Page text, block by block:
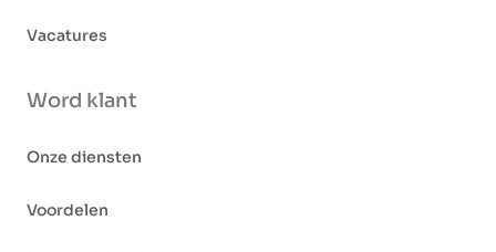
Vacatures
Word klant
Onze diensten
Voordelen